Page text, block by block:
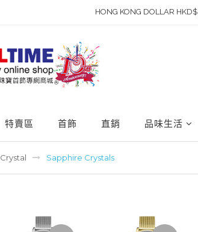
HONG KONG DOLLAR HKD$
特賣區 首飾 直銷 品味生活
Crystal Sapphire Crystals